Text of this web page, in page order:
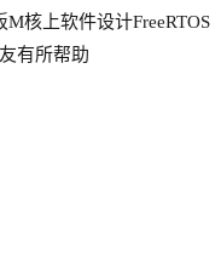
核上软件设计FreeRTOS
有所帮助